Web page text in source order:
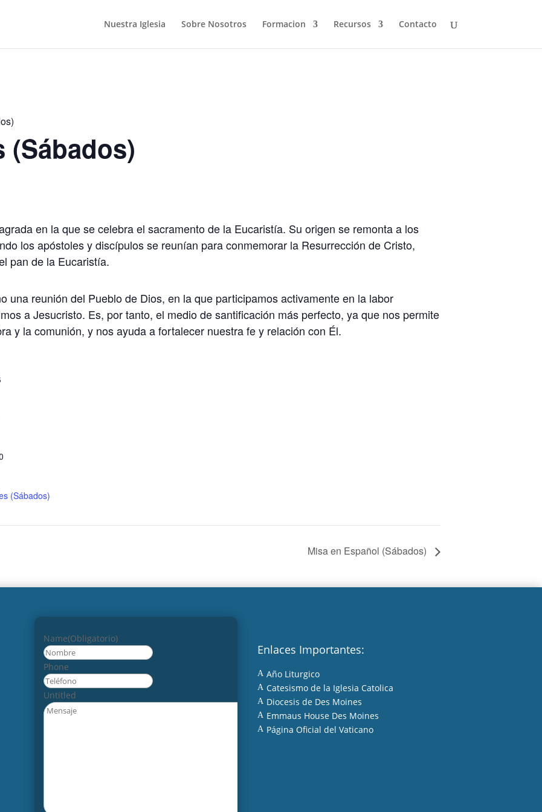
Nuestra Iglesia Sobre Nosotros Formacion Recursos Contacto
(Sábados)
en la que se celebra el sacramento de la Eucaristía. Su origen se remonta a los
los apóstoles y discípulos se reunían para conmemorar la Resurrección de Cristo,
pan de la Eucaristía.
una reunión del Pueblo de Dios, en la que participamos activamente en la labor
a Jesucristo. Es, por tanto, el medio de santificación más perfecto, ya que nos permite
y la comunión, y nos ayuda a fortalecer nuestra fe y relación con Él.
(Sábados)
Misa en Español (Sábados)
Name(Obligatorio)
Nombre
Phone
Untitled
Enlaces Importantes:
A Año Liturgico
A Catesismo de la Iglesia Catolica
A Diocesis de Des Moines
A Emmaus House Des Moines
A Página Oficial del Vaticano